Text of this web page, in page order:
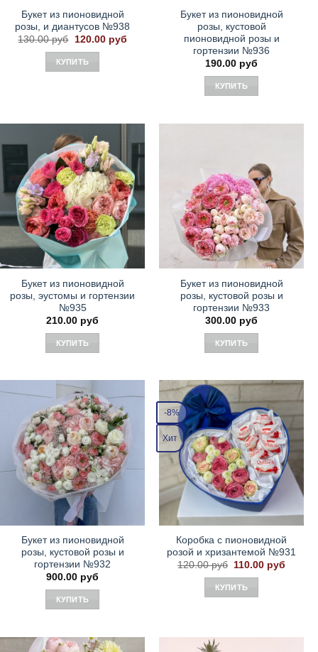
Букет из пионовидной
розы, и диантусов №938
130.00руб
Первоначальная
составляла
130.00 руб.
120.00 рубТекущая
КУПИТЬ
Букет из пионовидной
розы, кустовой
пионовидной розы и
гортензии №936
190.00 руб
КУПИТЬ
Букет из пионовидной
розы, эустомы и гортензии
№935
210.00 руб
КУПИТЬ
Букет из пионовидной
розы, кустовой розы и
гортензии №933
300.00 руб
КУПИТЬ
Букет из пионовидной
розы, кустовой розы и
гортензии №932
900.00 руб
КУПИТЬ
-8%
Хит
Коробка с пионовидной
розой и хризантемой №931
120.00руб
Первоначальная
составляла
120.00 руб.
110.00 руб
КУПИТЬ